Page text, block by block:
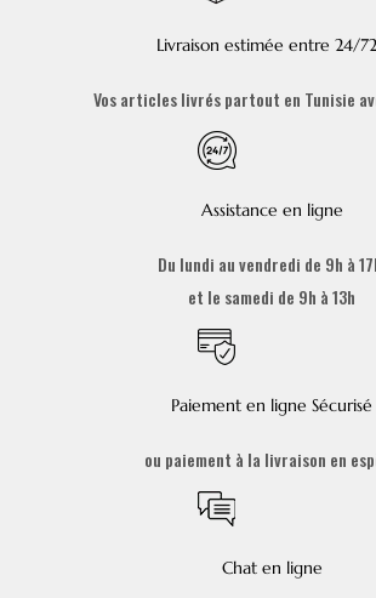
Livraison estimée entre 24/
Vos articles livrés partout en Tunisie
Assistance en ligne
Du lundi au vendredi de 9h à
et le samedi de 9h à 13h
Paiement en ligne Sécurisé
ou paiement à la livraison en
Chat en ligne